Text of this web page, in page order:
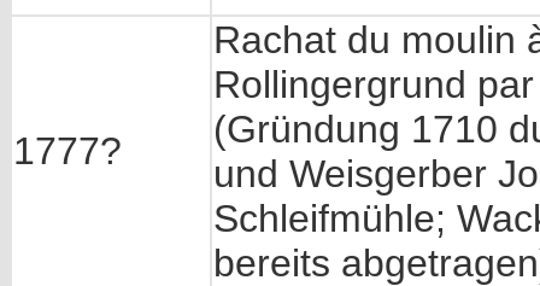
1777?
Rachat du moulin
Rollingergrund
(Gründung 1710
und Weisgerber
Schleifmühle;
bereits